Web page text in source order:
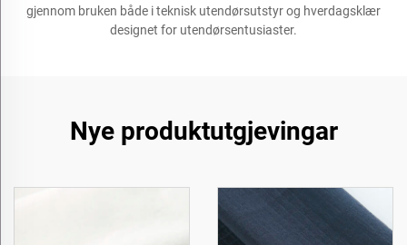
gjennom bruken både i teknisk utendørsutstyr og hverdagsklær
designet for utendørsentusiaster.
Nye produktutgjevingar